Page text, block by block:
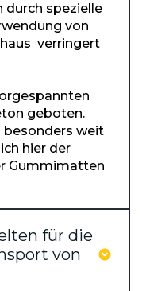
durch spezielle
von
verringert
geboten.
besonders weit
hier der
Gummimatten
für die
von